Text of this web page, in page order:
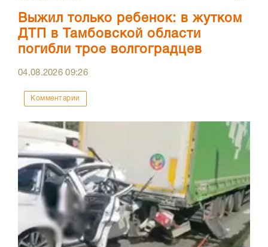
Выжил только ребенок: в жутком
ДТП в Тамбовской области
погибли трое волгоградцев
04.08.202609:26
Комментарии